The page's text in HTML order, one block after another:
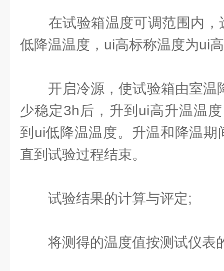
在试验箱温度可调范围内，
低降温温度，ui高标称温度为ui
开启冷源，使试验箱由室温
少稳定3h后，升到ui高升温温
到ui低降温温度。升温和降温期
直到试验过程结束。
试验结果的计算与评定;
将测得的温度值按测试仪表